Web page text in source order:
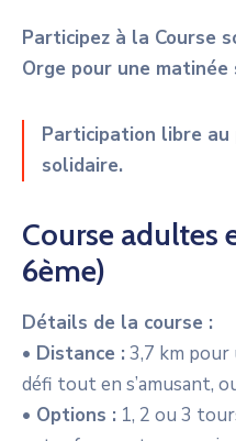
Participez à la Course
Orge pour une
Participation libre au
solidaire.
Course adultes
6ème)
Détails de la course :
• Distance : 3,7 km
défi tout en s’amusant,
• Options : 1, 2 ou 3